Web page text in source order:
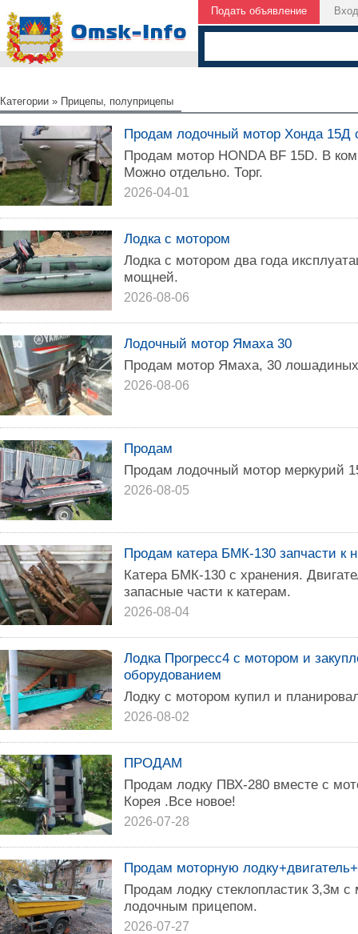
Подать объявление Вход
Категории » Прицепы, полуприцепы
Продам лодочный мотор Хонда 15Д
Продам мотор HONDA BF 15D. В
Можно отдельно. Торг.
2026-04-01
Лодка с мотором
Лодка с мотором два года
мощней.
2026-08-06
Лодочный мотор Ямаха 30
Продам мотор Ямаха, 30
2026-08-06
Продам
Продам лодочный мотор меркурий
2026-08-05
Продам катера БМК-130 запчасти к
Катера БМК-130 с хранения.
запасные части к катерам.
2026-08-04
Лодка Прогресс4 с мотором и
оборудованием
Лодку с мотором купил и
2026-08-02
ПРОДАМ
Продам лодку ПВХ-280 вместе с
Корея .Все новое!
2026-07-28
Продам моторную
Продам лодку стеклопластик 3,3м
лодочным прицепом.
2026-07-27